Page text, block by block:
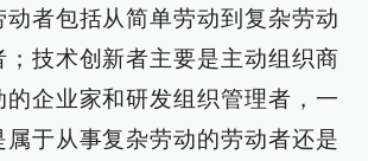
动者包括从简单劳动到复杂劳动
；技术创新者主要是主动组织商
的企业家和研发组织管理者，一
于从事复杂劳动的劳动者还是